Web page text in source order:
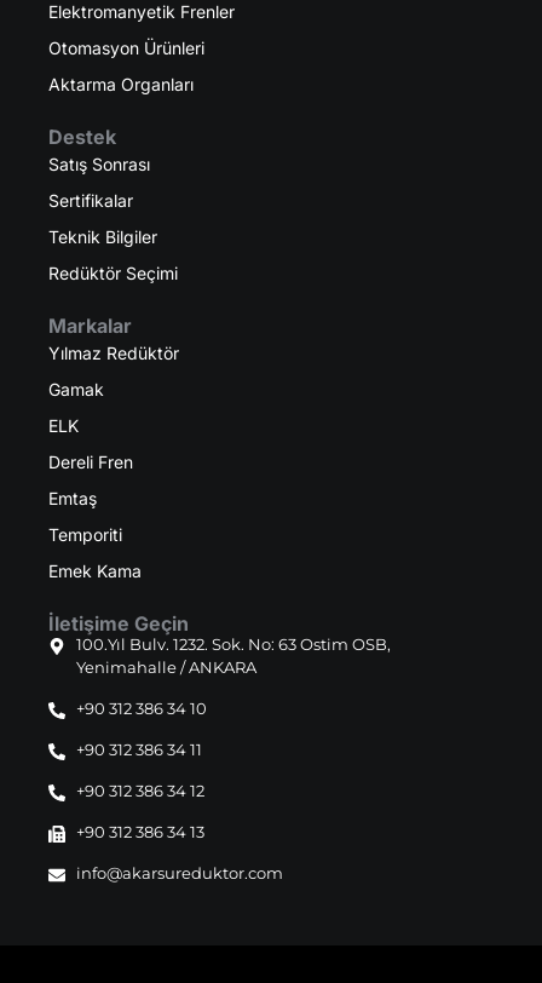
Elektromanyetik Frenler
Otomasyon Ürünleri
Aktarma Organları
Destek
Satış Sonrası
Sertifikalar
Teknik Bilgiler
Redüktör Seçimi
Markalar
Yılmaz Redüktör
Gamak
ELK
Dereli Fren
Emtaş
Temporiti
Emek Kama
İletişime Geçin
100.Yıl Bulv. 1232. Sok. No: 63 Ostim OSB,
Yenimahalle / ANKARA
+90 312 386 34 10
+90 312 386 34 11
+90 312 386 34 12
+90 312 386 34 13
info@akarsureduktor.com